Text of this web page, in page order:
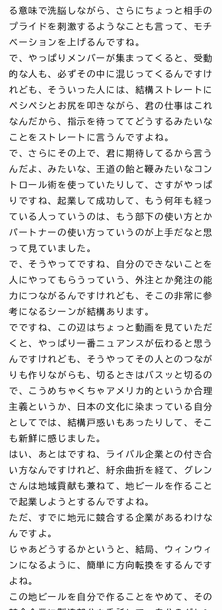
る意味で洗脳しながら、さらにちょっと相手の
プライドを刺激するようなことも言って、モチ
ベーションを上げるんですね。
で、やっぱりメンバーが集まってくると、受動
的な人も、必ずその中に混じってくるんですけ
れども、そういった人には、結構ストレートに
ペシペシとお尻を叩きながら、君の仕事はこれ
なんだから、指示を待っててどうするみたいな
ことをストレートに言うんですよね。
で、さらにその上で、君に期待してるから言う
んだよ、みたいな、王道の飴と鞭みたいなコン
トロール術を使っていたりして、さすがやっぱ
りですね、起業して成功して、もう何年も経っ
ている人っていうのは、もう部下の使い方とか
パートナーの使い方っていうのが上手だなと思
って見ていました。
で、そうやってですね、自分のできないことを
人にやってもらうっていう、外注とか発注の能
力につながるんですけれども、そこの非常に参
考になるシーンが結構あります。
でですね、この辺はちょっと動画を見ていただ
くと、やっぱり一番ニュアンスが伝わると思う
んですけれども、そうやってその人とのつなが
りも作りながらも、切るときはバスッと切るの
で、こうめちゃくちゃアメリカ的というか合理
主義というか、日本の文化に染まっている自分
としてでは、結構戸惑いもあったりして、そこ
も新鮮に感じました。
はい、あとはですね、ライバル企業との付き合
い方なんですけれど、紆余曲折を経て、グレン
さんは地域貢献も兼ねて、地ビールを作ること
で起業しようとするんですよね。
ただ、すでに地元に競合する企業があるわけな
んですよ。
じゃあどうするかというと、結局、ウィンウィ
ンになるように、簡単に方向転換をするんです
よね。
この地ビールを自分で作ることをやめて、その